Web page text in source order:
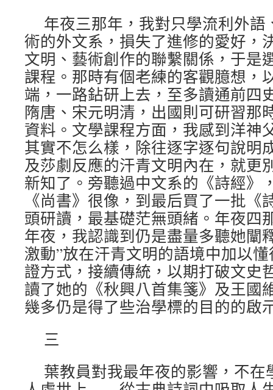
年夜三那年，我對只學流利外
術的外文系，損失了進修的愛好，
文明、藝術創作的聯繫關係，于是
課程。那時有個老練的客觀臆想，
端，一路鉆研上去，至多讀通前四
隋唐、宋元明清，出國則可研習那
資料。文學課程方面，我感到洋神
其實不怎么樣，除往逐字逐句說明
及莎劇反應的汗青文明內在，就更
新知了。旁聽過中文系的《詩經》
《尚書》很像，到最后買了一批《
頭研讀，最基礎茫無頭緒。年夜四
年夜，我認識到仍是盡量多聽她闡
激動”放在汗青文明的語境中加以
證方式，接續傳統，以期打破文史
讀了她的《秋興八首集箋》及王國
幾多仍是得了些治學標的目的的啟
三
葉教員對我最年夜的影響，不